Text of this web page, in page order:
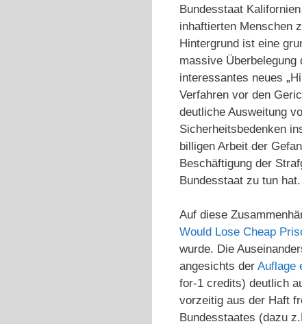
Bundesstaat
inhaftierten Menschen
Hintergrund ist eine
massive Überbelegung
interessantes neues
Verfahren vor den
deutliche Ausweitung
Sicherheitsbedenken
billigen Arbeit der
Beschäftigung der
Bundesstaat zu tun hat.
Auf diese
Would Lose Cheap
wurde. Die
angesichts der Auflage
for-1 credits) deutlich
vorzeitig aus der Haft
Bundesstaates (dazu